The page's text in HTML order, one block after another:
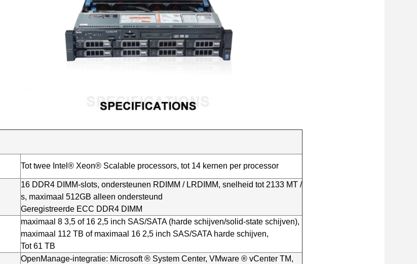
Tot twee Intel® Xeon® Scalable processors, tot 14 kernen per processor
16 DDR4 DIMM-slots, ondersteunen RDIMM / LRDIMM, snelheid tot 2133 MT /
s, maximaal 512GB alleen ondersteund
Geregistreerde ECC DDR4 DIMM
maximaal 8 3,5 of 16 2,5 inch SAS/SATA (harde schijven/solid-state schijven),
maximaal 112 TB of maximaal 16 2,5 inch SAS/SATA harde schijven,
Tot 61 TB
OpenManage-integratie: Microsoft ® System Center, VMware ® vCenter TM,